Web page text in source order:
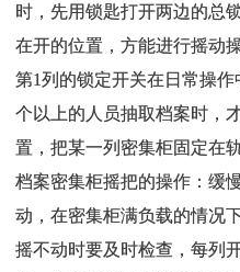
时，先用锁匙打开两边的总
在开的位置，方能进行摇动操
第1列的锁定开关在日常操
个以上的人员抽取档案时，
置，把某一列密集柜固定在
档案密集柜摇把的操作：缓
动，在密集柜满负载的情况
摇不动时要及时检查，每列